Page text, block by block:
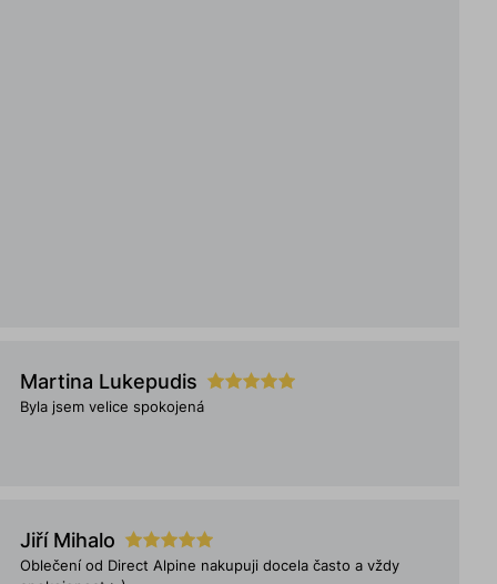
Martina Lukepudis
Byla jsem velice spokojená
Jiří Mihalo
Oblečení od Direct Alpine nakupuji docela často a vždy